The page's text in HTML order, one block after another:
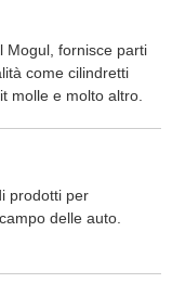
Mogul, fornisce parti
come cilindretti
molle e molto altro.
prodotti per
delle auto.